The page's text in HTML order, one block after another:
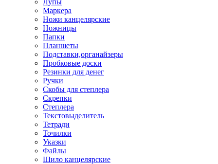
Лупы
Маркера
Ножи канцелярские
Ножницы
Папки
Планшеты
Подставки,органайзеры
Пробковые доски
Резинки для денег
Ручки
Скобы для степлера
Скрепки
Степлера
Текстовыделитель
Тетради
Точилки
Указки
Файлы
Шило канцелярские